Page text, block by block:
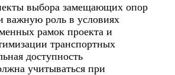
выбора замещающих опор
важную роль в условиях
рамок проекта и
транспортных
доступность
учитываться при